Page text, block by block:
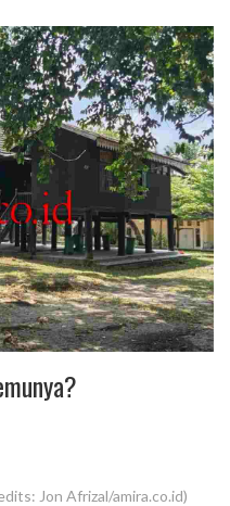
Jon Afrizal/amira.co.id)